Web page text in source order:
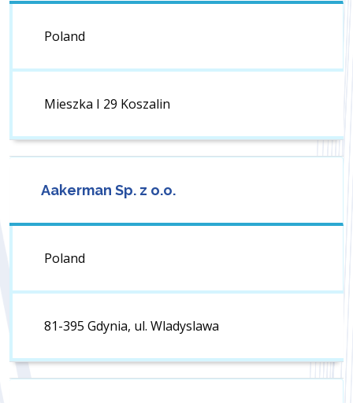
Poland
Mieszka I 29 Koszalin
Aakerman Sp. z o.o.
Poland
81-395 Gdynia, ul. Wladyslawa